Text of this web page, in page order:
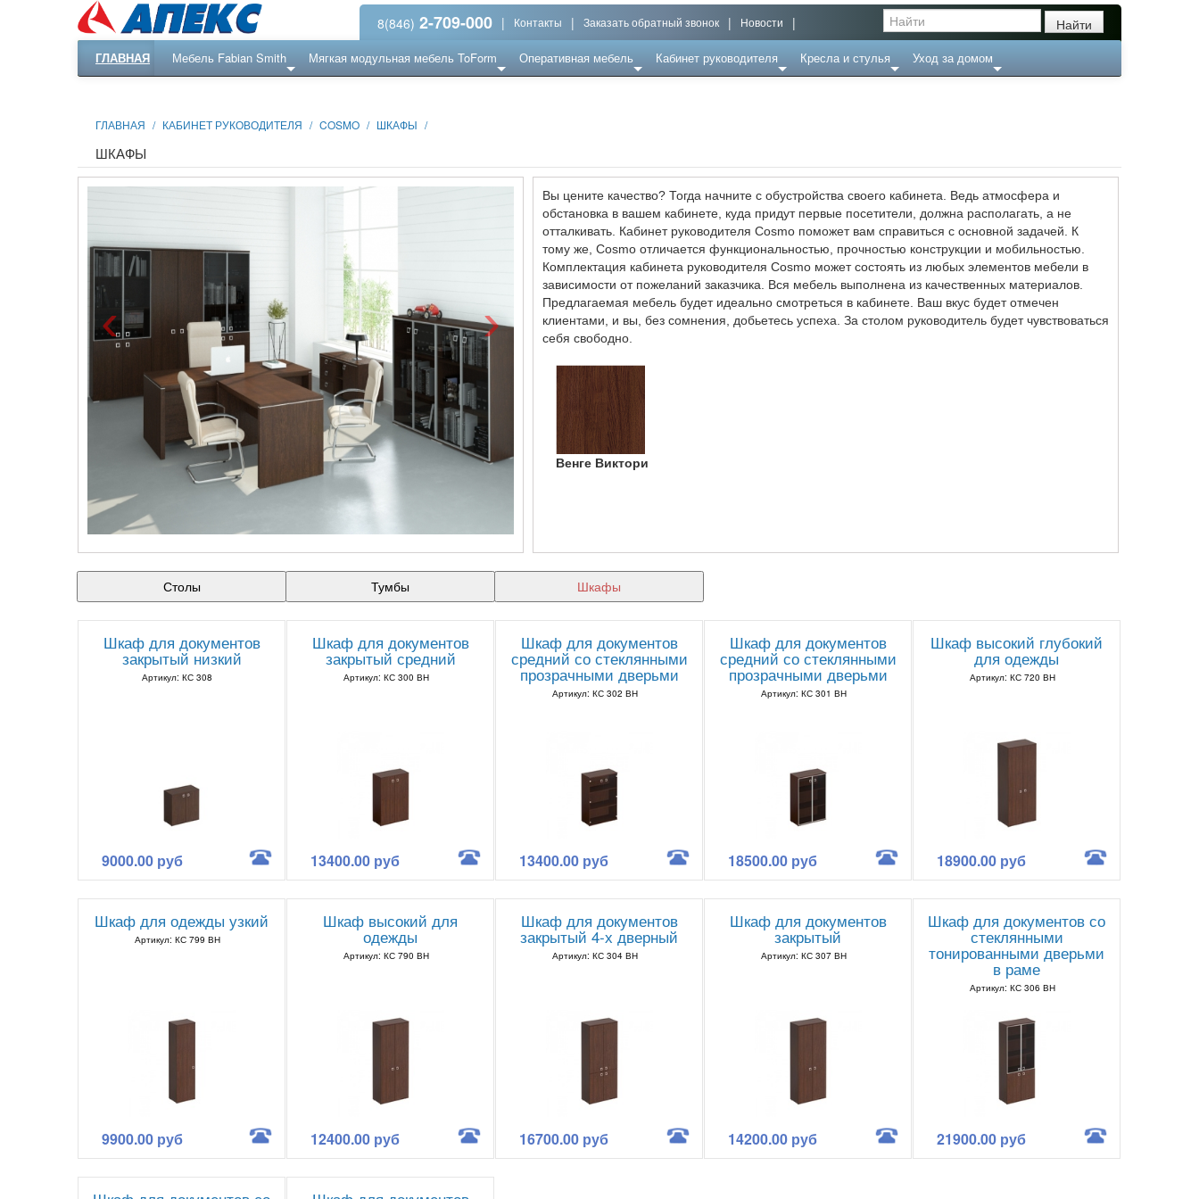
8(846) 2-709-000 | Контакты | Заказать обратный звонок | Новости |
ГЛАВНАЯ Мебель Fabian Smith Мягкая модульная мебель ToForm Оперативная мебель Кабинет руководителя Кресла и стулья Уход за домом
ГЛАВНАЯ / КАБИНЕТ РУКОВОДИТЕЛЯ / COSMO / ШКАФЫ /
ШКАФЫ
‹ ›
Вы цените качество? Тогда начните с обустройства своего кабинета. Ведь атмосфера и
обстановка в вашем кабинете, куда придут первые посетители, должна располагать, а не
отталкивать. Кабинет руководителя Cosmo поможет вам справиться с основной задачей. К
тому же, Cosmo отличается функциональностью, прочностью конструкции и мобильностью.
Комплектация кабинета руководителя Cosmo может состоять из любых элементов мебели в
зависимости от пожеланий заказчика. Вся мебель выполнена из качественных материалов.
Предлагаемая мебель будет идеально смотреться в кабинете. Ваш вкус будет отмечен
клиентами, и вы, без сомнения, добьетесь успеха. За столом руководитель будет чувствоваться
себя свободно.
Венге Виктори
Столы Тумбы Шкафы
Шкаф для документов
закрытый низкий
Артикул: КС 308
9000.00 руб
Шкаф для документов
закрытый средний
Артикул: КС 300 ВН
13400.00 руб
Шкаф для документов
средний со стеклянными
прозрачными дверьми
Артикул: КС 302 ВН
13400.00 руб
Шкаф для документов
средний со стеклянными
прозрачными дверьми
Артикул: КС 301 ВН
18500.00 руб
Шкаф высокий глубокий
для одежды
Артикул: КС 720 ВН
18900.00 руб
Шкаф для одежды узкий
Артикул: КС 799 ВН
9900.00 руб
Шкаф высокий для
одежды
Артикул: КС 790 ВН
12400.00 руб
Шкаф для документов
закрытый 4-х дверный
Артикул: КС 304 ВН
16700.00 руб
Шкаф для документов
закрытый
Артикул: КС 307 ВН
14200.00 руб
Шкаф для документов со
стеклянными
тонированными дверьми
в раме
Артикул: КС 306 ВН
21900.00 руб